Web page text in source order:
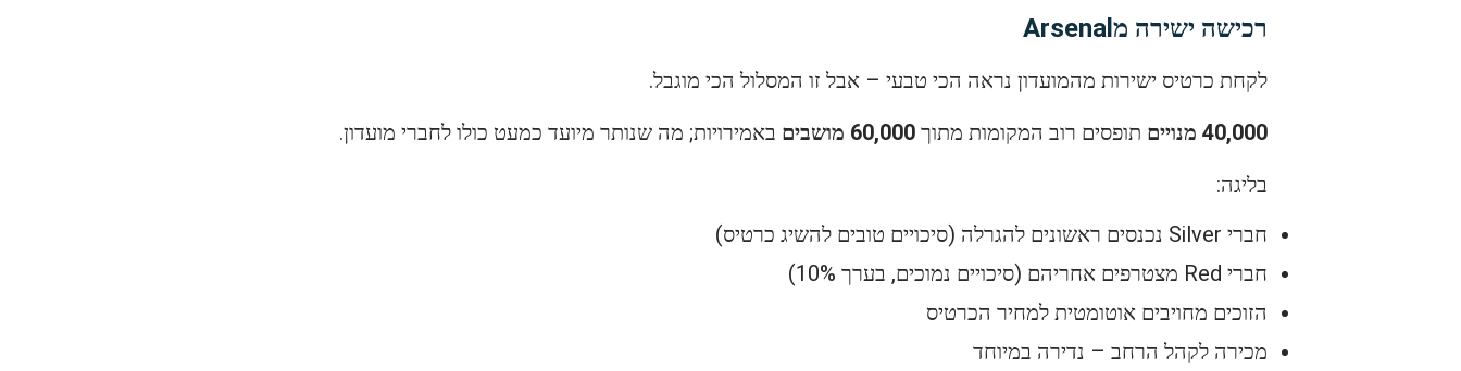
רכישה ישירה מArsenal
לקחת כרטיס ישירות מהמועדון נראה הכי טבעי – אבל זו המסלול הכי מוגבל.
40,000 מנויים
תופסים רוב המקומות מתוך 60,000 מושבים
באמירויות; מה שנותר מיועד כמעט כולו לחברי מועדון.
בליגה:
חברי Silver נכנסים ראשונים להגרלה (סיכויים טובים להשיג כרטיס)
חברי Red מצטרפים אחריהם (סיכויים נמוכים, בערך 10%)
הזוכים מחויבים אוטומטית למחיר הכרטיס
מכירה לקהל הרחב – נדירה במיוחד